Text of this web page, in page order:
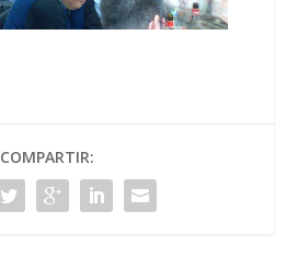
COMPARTIR: